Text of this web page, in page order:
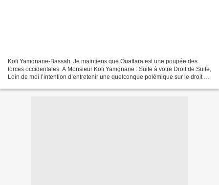
Kofi Yamgnane-Bassah. Je maintiens que Ouattara est une poupée des
forces occidentales. A Monsieur Kofi Yamgnane : Suite à votre Droit de Suite,
Loin de moi l’intention d’entretenir une quelconque polémique sur le droit de